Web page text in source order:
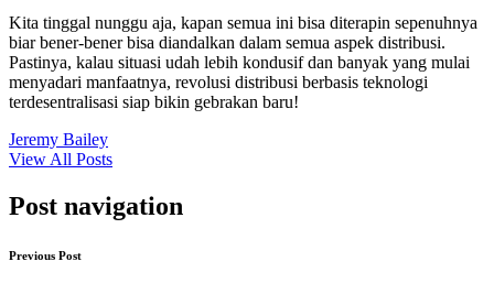
Kita tinggal nunggu aja, kapan semua ini bisa diterapin sepenuhnya
biar bener-bener bisa diandalkan dalam semua aspek distribusi.
Pastinya, kalau situasi udah lebih kondusif dan banyak yang mulai
menyadari manfaatnya, revolusi distribusi berbasis teknologi
terdesentralisasi siap bikin gebrakan baru!
Jeremy Bailey
View All Posts
Post navigation
Previous Post